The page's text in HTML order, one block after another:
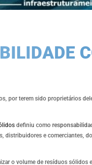
por terem sido proprietários
definiu como
distribuidores e comerciantes,
o volume de resíduos sólidos